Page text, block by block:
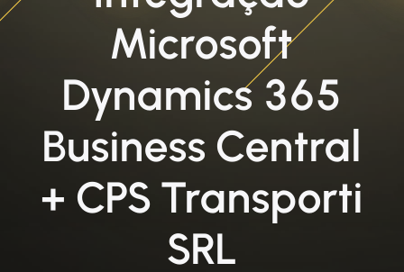
Microsoft
Dynamics 365
Business Central
+ CPS Transporti
SRL